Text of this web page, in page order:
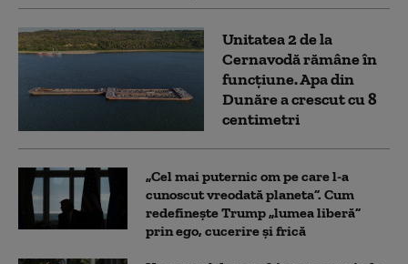
Unitatea 2 de la
Cernavodă rămâne în
funcțiune. Apa din
Dunăre a crescut cu 8
centimetri
„Cel mai puternic om pe care l-a
cunoscut vreodată planeta”. Cum
redefinește Trump „lumea liberă”
prin ego, cucerire și frică